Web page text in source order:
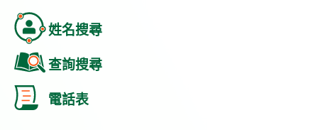
姓名搜尋
查詢搜尋
電話表